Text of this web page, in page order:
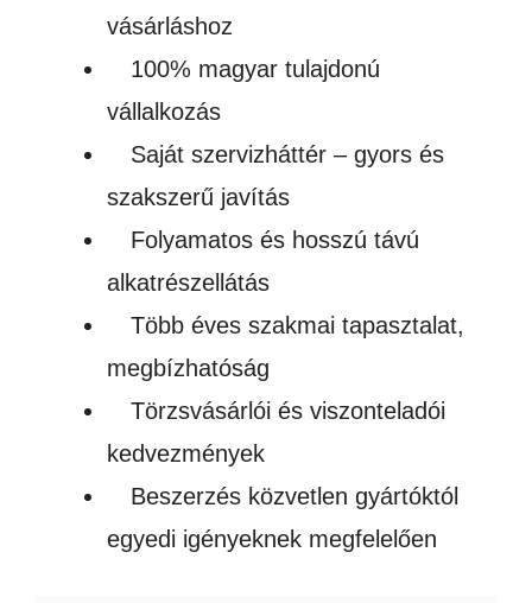
vásárláshoz
100% magyar tulajdonú
vállalkozás
Saját szervizháttér – gyors és
szakszerű javítás
Folyamatos és hosszú távú
alkatrészellátás
Több éves szakmai tapasztalat,
megbízhatóság
Törzsvásárlói és viszonteladói
kedvezmények
Beszerzés közvetlen gyártóktól
egyedi igényeknek megfelelően